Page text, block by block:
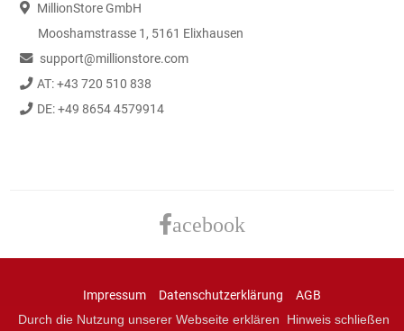
MillionStore GmbH
Mooshamstrasse 1, 5161 Elixhausen
support@millionstore.com
AT: +43 720 510 838
DE: +49 8654 4579914
acebook
Impressum Datenschutzerklärung AGB
Hinweis schließen
Durch die Nutzung unserer Webseite erklären